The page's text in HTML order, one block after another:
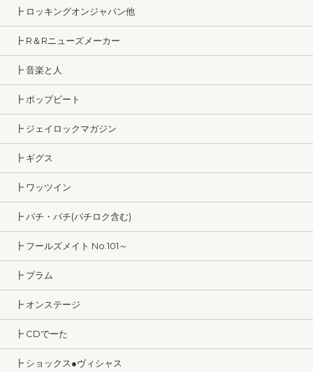
┣ ロッキングオンジャパン他
┣ R＆Rニューズメーカー
┣ 音楽と人
┣ ポップビート
┣ ジェイロックマガジン
┣ ギグス
┣ ワッツイン
┣ パチ・パチ(パチロク含む)
┣ フールズメイト No.101～
┣ プラム
┣ オンステージ
┣ CDでーた
┣ ショックス●ヴィシャス